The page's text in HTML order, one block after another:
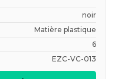
noir
Matière plastique
6
EZC-VC-013